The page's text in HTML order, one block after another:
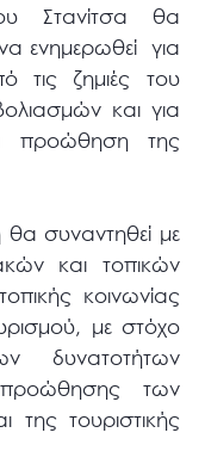
Στανίτσα θα
ενημερωθεί για
τις ζημιές του
και για
προώθηση της
θα συναντηθεί με
και τοπικών
κοινωνίας
με στόχο
δυνατοτήτων
των
της τουριστικής